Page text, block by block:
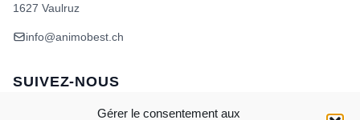
Gérer le consentement aux
1627 Vaulruz
info@animobest.ch
SUIVEZ-NOUS